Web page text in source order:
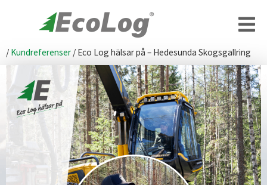
/ Kundreferenser / Eco Log hälsar på – Hedesunda Skogsgallring